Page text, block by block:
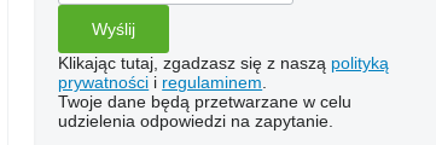
Klikając tutaj, zgadzasz się z naszą polityką
prywatności i regulaminem
Twoje dane będą przetwarzane w celu
udzielenia odpowiedzi na zapytanie.